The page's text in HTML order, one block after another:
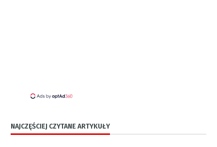
NAJCZĘŚCIEJ CZYTANE ARTYKUŁY